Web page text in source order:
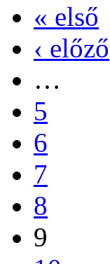
« első
‹ előző
…
5
6
7
8
9